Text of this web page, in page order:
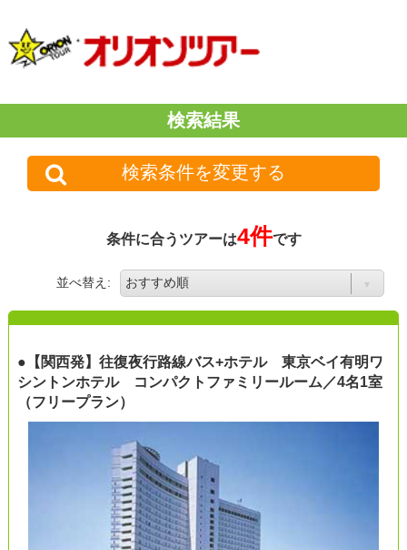
検索結果
検索条件を変更する
条件に合うツアーは4件です
並べ替え:
●【関西発】往復夜行路線バス+ホテル 東京ベイ有明ワ
シントンホテル コンパクトファミリールーム／4名1室
（フリープラン）